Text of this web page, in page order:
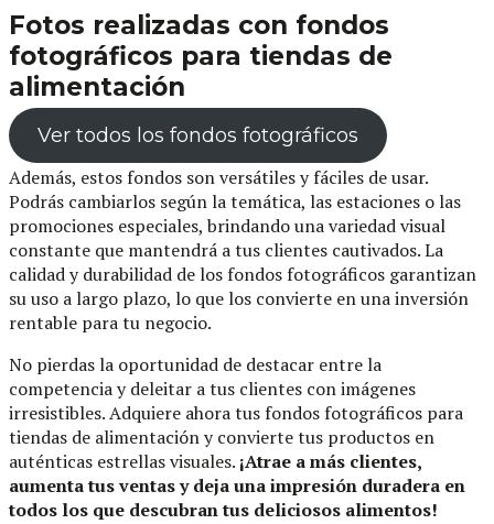
Fotos realizadas con fondos
fotográficos para tiendas de
alimentación
Ver todos los fondos fotográficos
Además, estos fondos son versátiles y fáciles de usar.
Podrás cambiarlos según la temática, las estaciones o las
promociones especiales, brindando una variedad visual
constante que mantendrá a tus clientes cautivados. La
calidad y durabilidad de los fondos fotográficos garantizan
su uso a largo plazo, lo que los convierte en una inversión
rentable para tu negocio.
No pierdas la oportunidad de destacar entre la
competencia y deleitar a tus clientes con imágenes
irresistibles. Adquiere ahora tus fondos fotográficos para
tiendas de alimentación y convierte tus productos en
auténticas estrellas visuales. ¡Atrae a más clientes,
aumenta tus ventas y deja una impresión duradera en
todos los que descubran tus deliciosos alimentos!